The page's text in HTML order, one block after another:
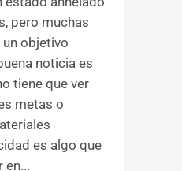
pero muchas
objetivo
noticia es
tiene que ver
metas o
es algo que
en...